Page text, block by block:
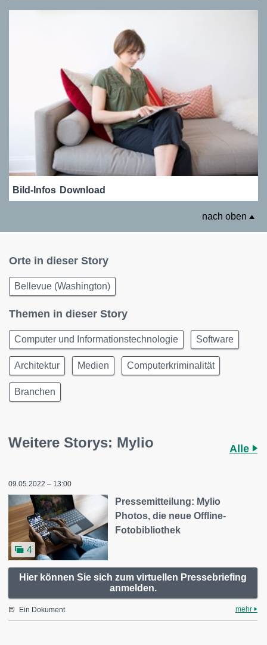
Bild-Infos Download
nach oben
Orte in dieser Story
Bellevue (Washington)
Themen in dieser Story
Computer und Informationstechnologie Software
Architektur Medien Computerkriminalität
Branchen
Weitere Storys: Mylio Alle
09.05.2022 – 13:00
4
Pressemitteilung: Mylio
Photos, die neue Offline-
Fotobibliothek
Hier können Sie sich zum virtuellen Pressebriefing
anmelden.
Ein Dokument mehr